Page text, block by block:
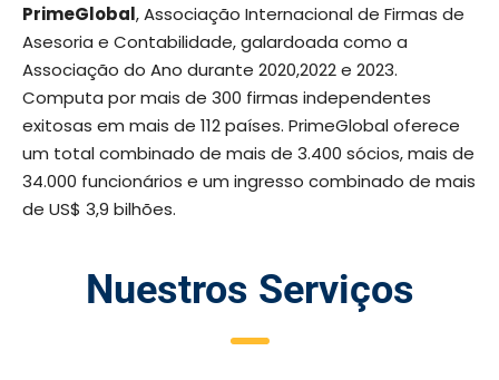
PrimeGlobal, Associação Internacional de Firmas de
Asesoria e Contabilidade, galardoada como a
Associação do Ano durante 2020,2022 e 2023.
Computa por mais de 300 firmas independentes
exitosas em mais de 112 países. PrimeGlobal oferece
um total combinado de mais de 3.400 sócios, mais de
34.000 funcionários e um ingresso combinado de mais
de US$ 3,9 bilhões.
Nuestros Serviços